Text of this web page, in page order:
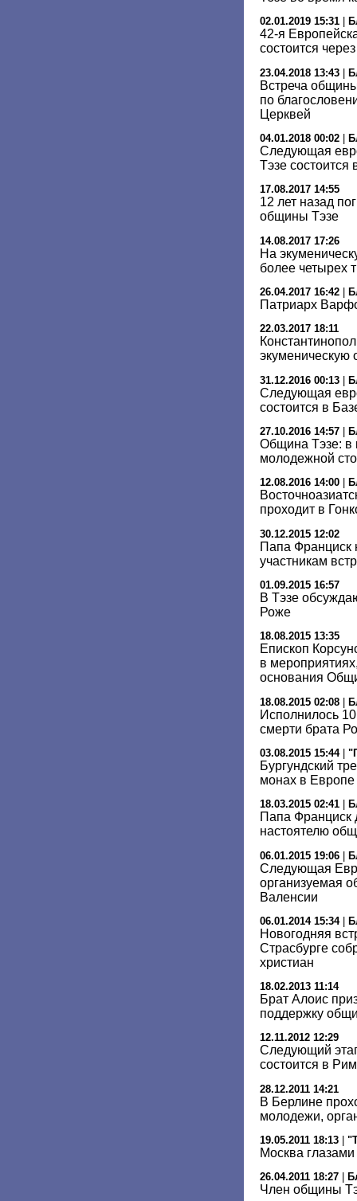
02.01.2019 15:31
42-я
состоится
23.04.2018 13:43 |
Встреча
по
Церквей
04.01.2018 00:02
Следующая
Тэзе состоится
17.08.2017 14:55
12 лет назад
общины Тэзе
14.08.2017 17:26
На
более четырех
26.04.2017 16:42
Патриарх
22.03.2017 18:11
экуменическую
31.12.2016 00:13 |
Следующая
состоится в
27.10.2016 14:57
Община Тэзе: в
молодежной
12.08.2016 14:00
проходит в
30.12.2015 12:02
Папа Франциск
участникам
01.09.2015 16:57
В Тэзе
Роже
18.08.2015 13:35
Епископ
в
основания
18.08.2015 02:08 |
Исполнилось
смерти брата
03.08.2015 15:44|
Бургундский
монах в
18.03.2015 02:41
Папа Франциск
настоятелю
06.01.2015 19:06 |
Следующая
организуемая
Валенсии
06.01.2014 15:34|
Новогодняя
Страсбурге
христиан
18.02.2013 11:14
Брат Алоис
поддержку
12.11.2012 12:29
Следующий
состоится в
28.12.2011 14:21
В Берлине
молодежи,
19.05.2011 18:13
Москва
26.04.2011 18:27
Член общины